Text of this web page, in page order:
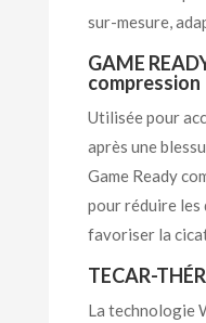
sur-mesure,
GAME
compression
Utilisée pour
après une
Game Ready
pour réduire les
favoriser la
TECAR-
La technologie